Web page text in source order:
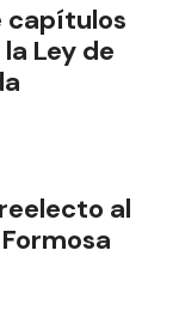
capítulos
Ley de
al